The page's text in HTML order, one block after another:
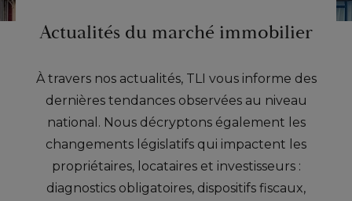
Accueil >Actualités
Actualités du marché immobilier
À travers nos actualités, TLI vous informe des
dernières tendances observées au niveau
national. Nous décryptons également les
changements législatifs qui impactent les
propriétaires, locataires et investisseurs :
diagnostics obligatoires, dispositifs fiscaux,